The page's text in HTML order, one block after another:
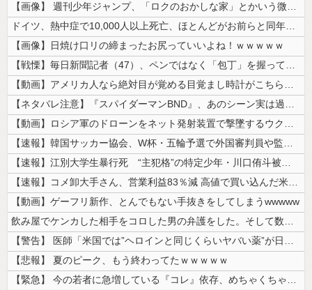
【画像】 週刊少年ジャンプ、「ロクのおかしな家」とかいう微妙な漫画を巻...
ドイツ、熱中症で10,000人以上死亡、ほとんどがお前らと同年代で若者...
【画像】日焼け口リの締まったお尻っていいよね！ｗｗｗｗｗ
【戦慄】毎日新聞記者（47）、ペンではなく「包丁」を握ってしまった結果...
【動画】アメリカ人なら絶対目が覚める目覚まし時計がこちらｗｗｗｗｗ
【ネタバレ注意】『スパイダーマンBND』、あのシーン実は過去作のセルフ...
【動画】ロシア軍のドローンをネット発射装置で撃墜するウクライナ。
【速報】韓国サッカー協会、W杯・五輪予選で外国審判員や監督官を性接待！...
【速報】江別大学生暴行死 “主犯格”の特定少年・川口侑斗被告に「無期懲...
【速報】コメ卸大手さん、営業利益83％減 高値で買い込んだ米が売れず「...
【動画】ゲーフリ新作、とんでもない手抜きをしてしまうwwwww
飲み屋でケンカした相手をコロした男の弁護をした。そして数年後、因果応報...
【警告】 医師「米国では”ヘロインと同じくらいヤバい薬”が日本では平気...
【悲報】 夏のピーク、もう終わってたｗｗｗｗｗ
【緊急】 今の若者に急増している『コレ』依存、めちゃくちゃ深刻な模様w...